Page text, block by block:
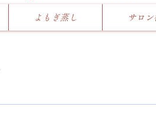
よもぎ蒸し サロ